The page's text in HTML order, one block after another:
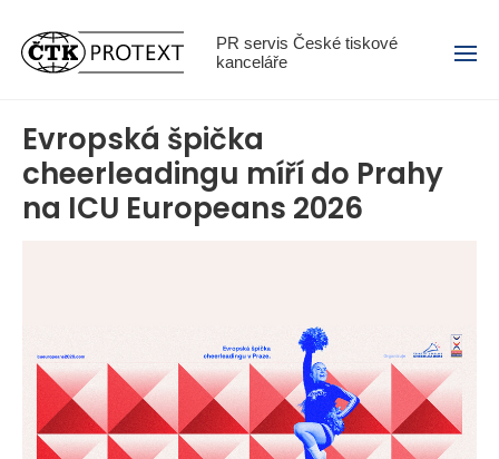
PR servis České tiskové
kanceláře
Menu
Evropská špička
cheerleadingu míří do Prahy
na ICU Europeans 2026